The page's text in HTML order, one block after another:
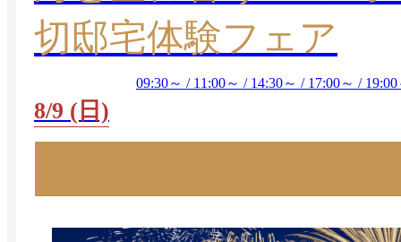
切邸宅体験フェア
8/9 (日)
09:30～ / 11:00～ / 14:30～ / 17:00～ / 19:00